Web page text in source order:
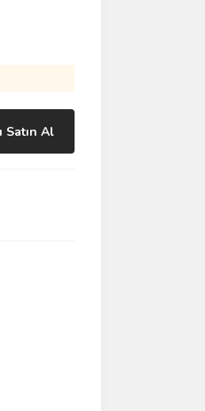
Satın Al